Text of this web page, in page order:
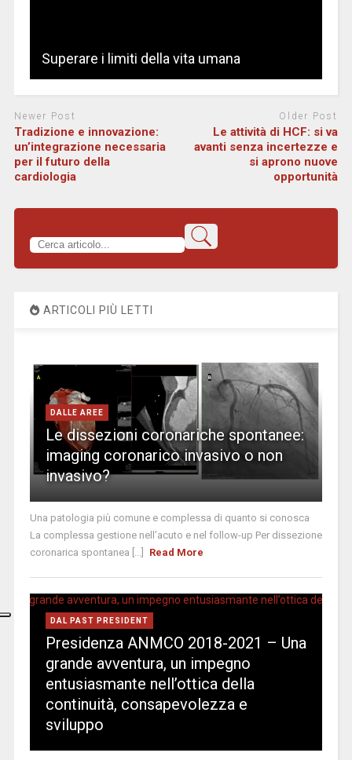
Superare i limiti della vita umana
Newer Post
Tradizione e innovazione:
un’integrazione necessaria
per il futuro della
cardiologia
Older Post
Le attività di HCF: si va
avanti senza incertezze e
si aprono nuove
opportunità
ARTICOLI PIÙ LETTI
DALLE AREE
Le dissezioni coronariche spontanee:
imaging coronarico invasivo o non
invasivo?
Una patologia più comune e complessa di quanto si conosca
La complessa gestione nell’acuto e nel follow-up Per dissezione
coronarica spontanea [...]
Read More
DAL PAST PRESIDENT
Presidenza ANMCO 2018-2021 – Una
grande avventura, un impegno
entusiasmante nell’ottica della
continuità, consapevolezza e
sviluppo